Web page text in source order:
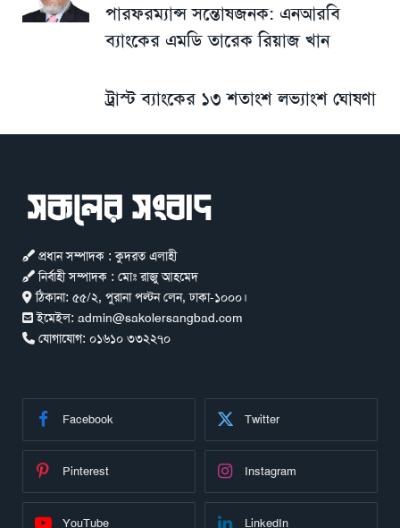
পারফরম্যান্স সন্তোষজনক: এনআরবি
ব্যাংকের এমডি তারেক রিয়াজ খান
ট্রাস্ট ব্যাংকের ১৩ শতাংশ লভ্যাংশ ঘোষণা
প্রধান সম্পাদক : কুদরত এলাহী
নির্বাহী সম্পাদক : মোঃ রাজু আহমেদ
ঠিকানা: ৫৫/২, পুরানা পল্টন লেন, ঢাকা-১০০০।
ইমেইল: admin@sakolersangbad.com
যোগাযোগ: ০১৬১০ ৩৩২২৭০
Facebook Twitter
Pinterest Instagram
YouTube LinkedIn